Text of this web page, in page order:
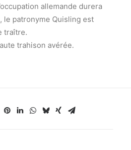
allemande durera
le patronyme Quisling est
traître.
trahison avérée.